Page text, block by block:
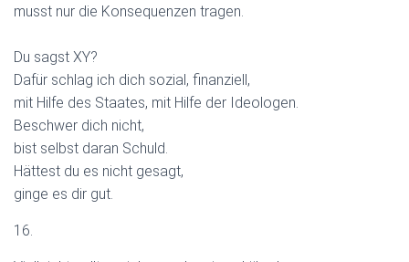
musst nur die Konsequenzen tragen.
Du sagst XY?
Dafür schlag ich dich sozial, finanziell,
mit Hilfe des Staates, mit Hilfe der Ideologen.
Beschwer dich nicht,
bist selbst daran Schuld.
Hättest du es nicht gesagt,
ginge es dir gut.
16.